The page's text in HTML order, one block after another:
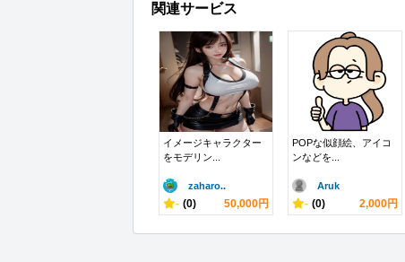
関連サービス
イメージキャラクター
をモデリン...
zaharo..
- (0) 50,000円
POPな似顔絵、アイコ
ンなどを...
Aruk
- (0) 2,000円